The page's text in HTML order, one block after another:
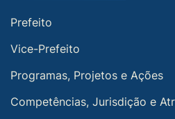
Prefeito
Vice-Prefeito
Programas, Projetos e Ações
Competências, Jurisdição e